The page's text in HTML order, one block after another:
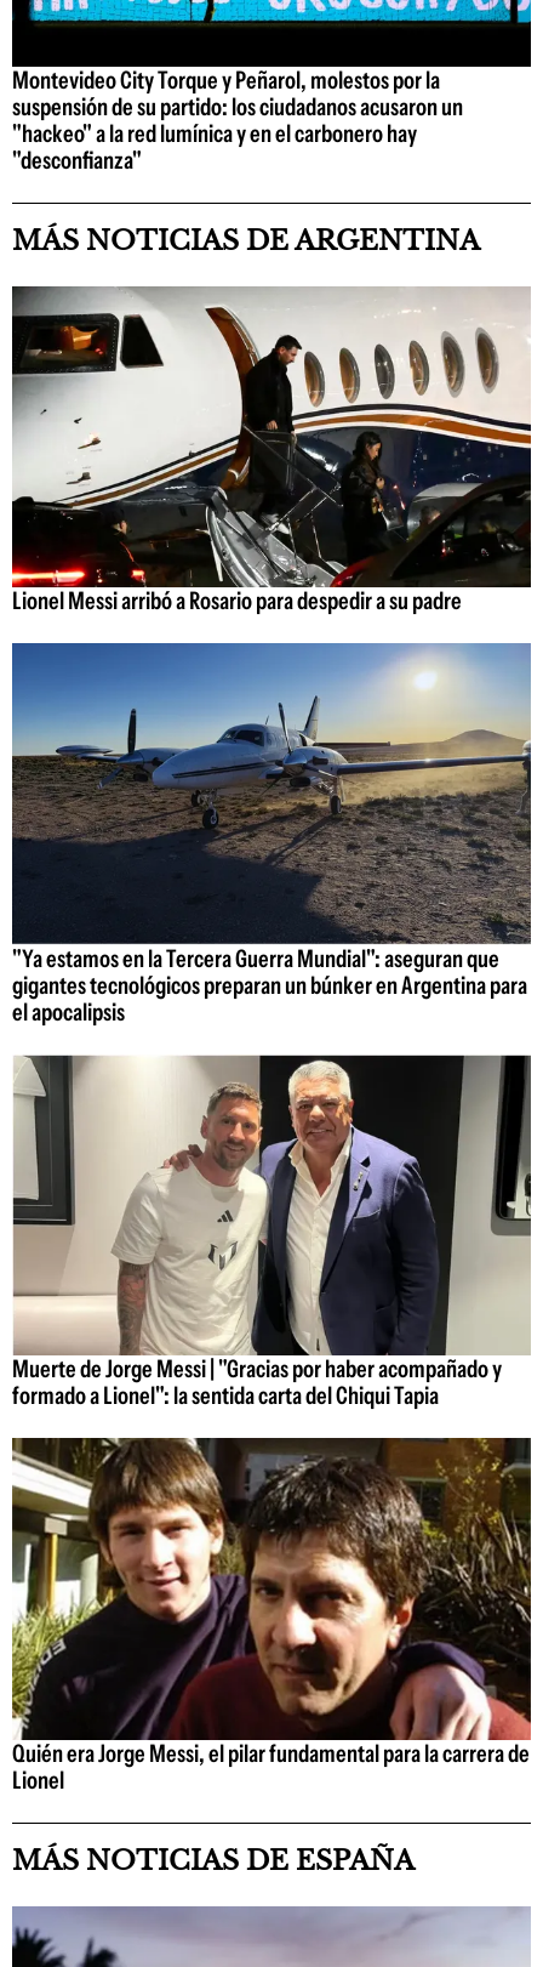
Montevideo City Torque y Peñarol, molestos por la
suspensión de su partido: los ciudadanos acusaron un
"hackeo" a la red lumínica y en el carbonero hay
"desconfianza"
MÁS NOTICIAS DE ARGENTINA
Lionel Messi arribó a Rosario para despedir a su padre
"Ya estamos en la Tercera Guerra Mundial": aseguran que
gigantes tecnológicos preparan un búnker en Argentina para
el apocalipsis
Muerte de Jorge Messi | "Gracias por haber acompañado y
formado a Lionel": la sentida carta del Chiqui Tapia
Quién era Jorge Messi, el pilar fundamental para la carrera de
Lionel
MÁS NOTICIAS DE ESPAÑA